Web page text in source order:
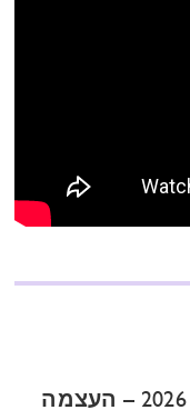
פודקאסט 48: תחזית לשנת 2026 – העצמה